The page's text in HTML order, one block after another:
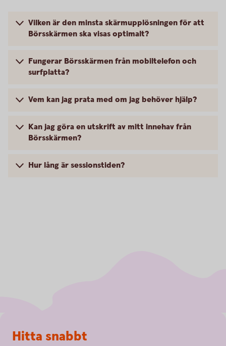
Vilken är den minsta skärmupplösningen för att
Börsskärmen ska visas optimalt?
Fungerar Börsskärmen från mobiltelefon och
surfplatta?
Vem kan jag prata med om jag behöver hjälp?
Kan jag göra en utskrift av mitt innehav från
Börsskärmen?
Hur lång är sessionstiden?
Sidfot
Hitta snabbt